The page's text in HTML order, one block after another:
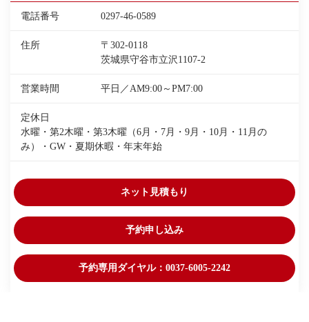
電話番号 0297-46-0589
住所
〒302-0118
茨城県守谷市立沢1107-2
営業時間 平日／AM9:00～PM7:00
定休日
水曜・第2木曜・第3木曜（6月・7月・9月・10月・11月の
み）・GW・夏期休暇・年末年始
ネット見積もり
予約申し込み
予約専用ダイヤル：0037-6005-2242